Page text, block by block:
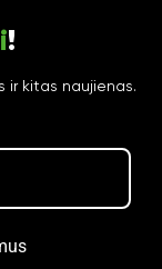
!
ir kitas naujienas.